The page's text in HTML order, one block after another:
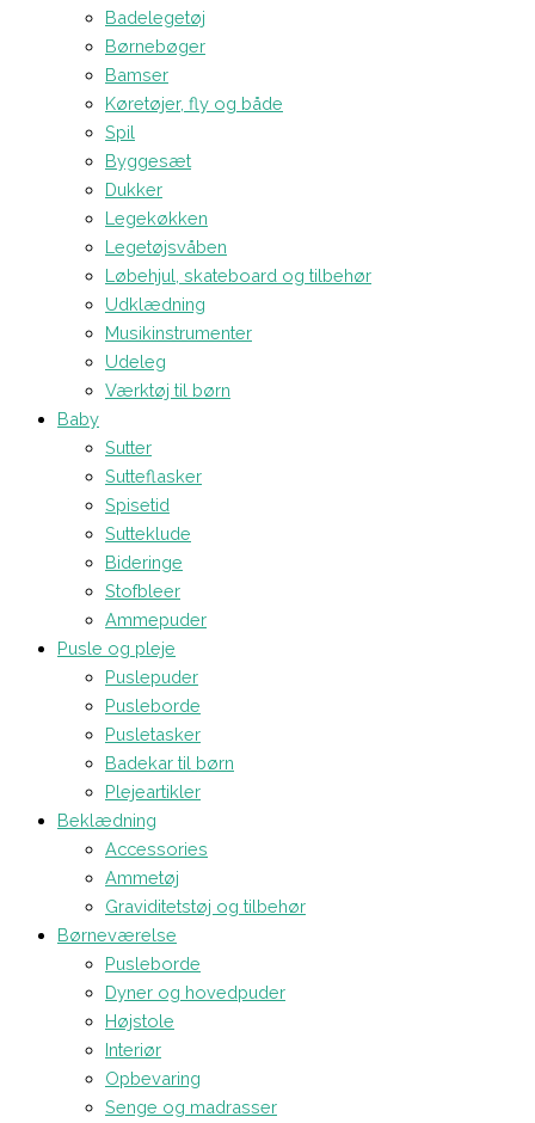
Badelegetøj
Børnebøger
Bamser
Køretøjer, fly og både
Spil
Byggesæt
Dukker
Legekøkken
Legetøjsvåben
Løbehjul, skateboard og tilbehør
Udklædning
Musikinstrumenter
Udeleg
Værktøj til børn
Baby
Sutter
Sutteflasker
Spisetid
Sutteklude
Bideringe
Stofbleer
Ammepuder
Pusle og pleje
Puslepuder
Pusleborde
Pusletasker
Badekar til børn
Plejeartikler
Beklædning
Accessories
Ammetøj
Graviditetstøj og tilbehør
Børneværelse
Pusleborde
Dyner og hovedpuder
Højstole
Interiør
Opbevaring
Senge og madrasser